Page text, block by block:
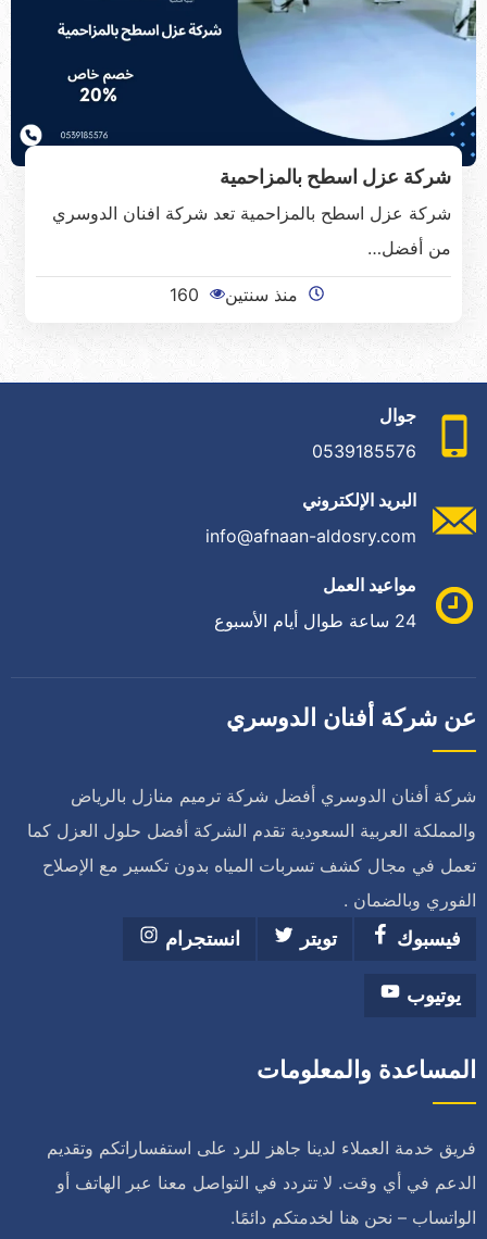
شركة عزل اسطح بالمزاحمية
شركة عزل اسطح بالمزاحمية تعد شركة افنان الدوسري
من أفضل…
منذ سنتين 160
جوال
0539185576
البريد الإلكتروني
info@afnaan-aldosry.com
مواعيد العمل
24 ساعة طوال أيام الأسبوع
عن شركة أفنان الدوسري
شركة أفنان الدوسري أفضل شركة ترميم منازل بالرياض
والمملكة العربية السعودية تقدم الشركة أفضل حلول العزل كما
تعمل في مجال كشف تسربات المياه بدون تكسير مع الإصلاح
الفوري وبالضمان .
فيسبوك
تويتر انستجرام
يوتيوب
المساعدة والمعلومات
فريق خدمة العملاء لدينا جاهز للرد على استفساراتكم وتقديم
الدعم في أي وقت. لا تتردد في التواصل معنا عبر الهاتف أو
الواتساب – نحن هنا لخدمتكم دائمًا.